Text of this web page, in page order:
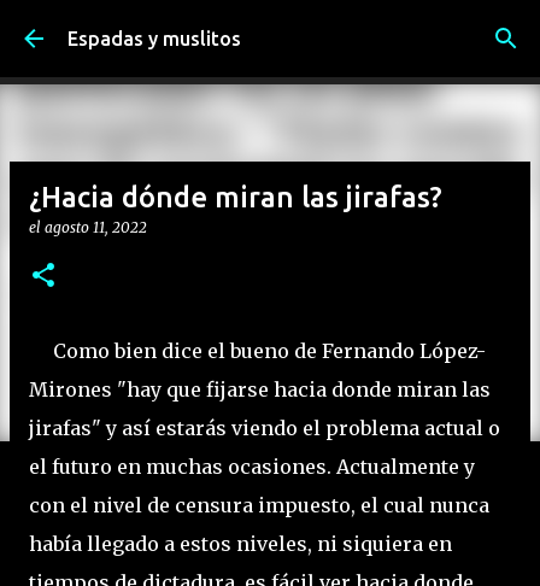
Ir al contenido principal
Espadas y muslitos
¿Hacia dónde miran las jirafas?
el agosto 11, 2022
Como bien dice el bueno de Fernando López-
Mirones "hay que fijarse hacia donde miran las
jirafas" y así estarás viendo el problema actual o
el futuro en muchas ocasiones. Actualmente y
con el nivel de censura impuesto, el cual nunca
había llegado a estos niveles, ni siquiera en